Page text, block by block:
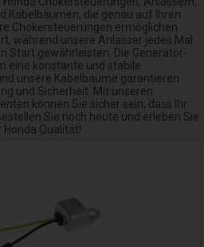
Kabelbäumen, die genau auf Ihren
Chokersteuerungen ermöglichen
während unsere Anlasser jedes Mal
Start gewährleisten. Die Generator-
eine konstante und stabile
unsere Kabelbäume garantieren
und Sicherheit. Mit unseren
können Sie sicher sein, dass Ihr
Sie noch heute und erleben Sie
Qualität!